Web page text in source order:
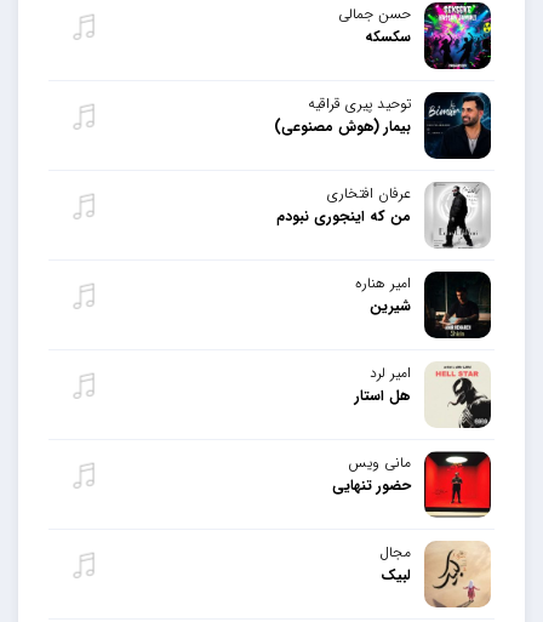
حسن جمالی
سکسکه
توحید پیری قراقیه
بیمار (هوش مصنوعی)
عرفان افتخاری
من که اینجوری نبودم
امیر هناره
شیرین
امیر لرد
هل استار
مانی ویس
حضور تنهایی
مجال
لبیک